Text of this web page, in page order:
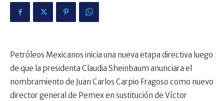
Petróleos Mexicanos inicia una nueva etapa directiva luego
de que la presidenta Claudia Sheinbaum anunciara el
nombramiento de Juan Carlos Carpio Fragoso como nuevo
director general de Pemex en sustitución de Víctor